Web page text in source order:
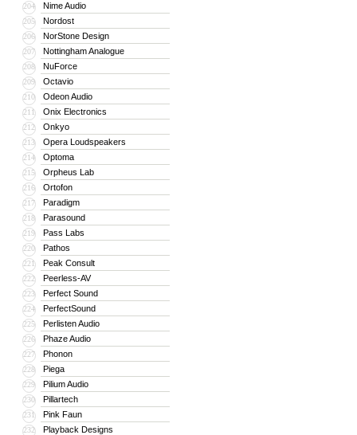
204 Nime Audio
205 Nordost
206 NorStone Design
207 Nottingham Analogue
208 NuForce
209 Octavio
210 Odeon Audio
211 Onix Electronics
212 Onkyo
213 Opera Loudspeakers
214 Optoma
215 Orpheus Lab
216 Ortofon
217 Paradigm
218 Parasound
219 Pass Labs
220 Pathos
221 Peak Consult
222 Peerless-AV
223 Perfect Sound
224 PerfectSound
225 Perlisten Audio
226 Phaze Audio
227 Phonon
228 Piega
229 Pilium Audio
230 Pillartech
231 Pink Faun
232 Playback Designs